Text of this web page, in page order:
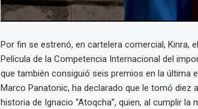
Por fin se estrenó, en cartelera comercial, Kinra,
Película de la Competencia Internacional del
que también consiguió seis premios en la última
Marco Panatonic, ha declarado que le tomó diez
historia de Ignacio “Atoqcha”, quien, al cumplir la